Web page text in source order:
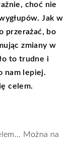
choć nie
Jak w
przerażać, bo
zmiany w
to trudne i
nam lepiej.
celem.
Można na